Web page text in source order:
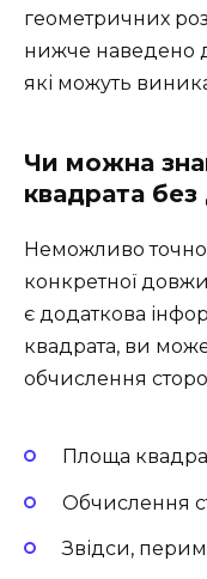
геометричних
нижче наведено
які можуть
Чи можна
квадрата
Неможливо
конкретної
є додаткова
квадрата, ви
обчислення
Площа
Обчислення
Звідси,